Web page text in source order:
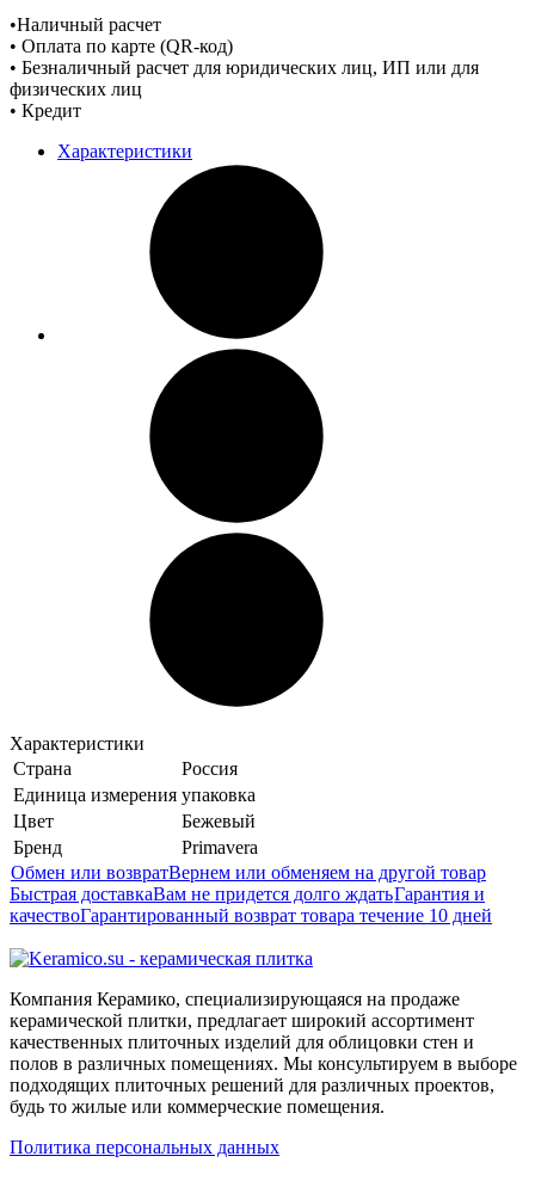
•Наличный расчет
• Оплата по карте (QR-код)
• Безналичный расчет для юридических лиц, ИП или для
физических лиц
• Кредит
Характеристики
Характеристики
Страна
Россия
Единица измерения упаковка
Цвет
Бежевый
Бренд
Primavera
Обмен или возвратВернем или обменяем на другой товар
Быстрая доставкаВам не придется долго ждатьГарантия и
качествоГарантированный возврат товара течение 10 дней
Компания Керамико, специализирующаяся на продаже
керамической плитки, предлагает широкий ассортимент
качественных плиточных изделий для облицовки стен и
полов в различных помещениях. Мы консультируем в выборе
подходящих плиточных решений для различных проектов,
будь то жилые или коммерческие помещения.
Политика персональных данных